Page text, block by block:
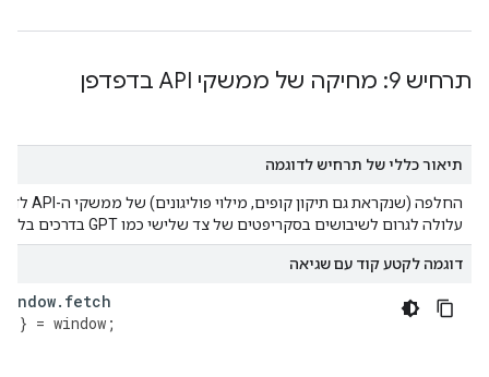
תרחיש 9: מחיקה של ממשקי API בדפדפן
תיאור כללי של תרחיש לדוגמה
עלולה לגרום לשיבושים בסקריפטים של צד שלישי כמו GPT בדרכים בלתי צפויות.
דוגמה לקטע קוד עם שגיאה
window. fetch
} = window ;